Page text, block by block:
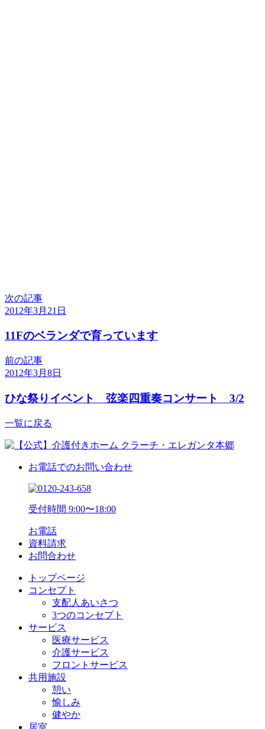
次の記事
2012年3月21日
11Fのベランダで育っています
前の記事
2012年3月8日
ひな祭りイベント 弦楽四重奏コンサート 3/2
一覧に戻る
お電話でのお問い合わせ
受付時間 9:00〜18:00
お電話
資料請求
お問合わせ
トップページ
コンセプト
支配人あいさつ
3つのコンセプト
サービス
医療サービス
介護サービス
フロントサービス
共用施設
憩い
愉しみ
健やか
居室